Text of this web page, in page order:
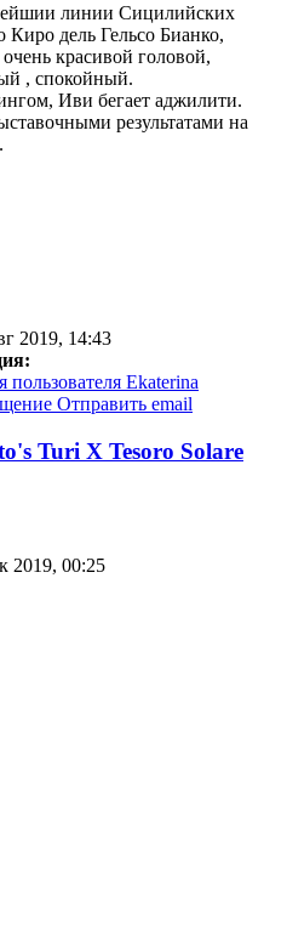
линии Сицилийских
Киро дель Гельсо Бианко,
красивой головой,
, спокойный.
Иви бегает аджилити.
результатами на
2019, 14:43
Ekaterina
Отправить email
Turi X Tesoro Solare
2019, 00:25